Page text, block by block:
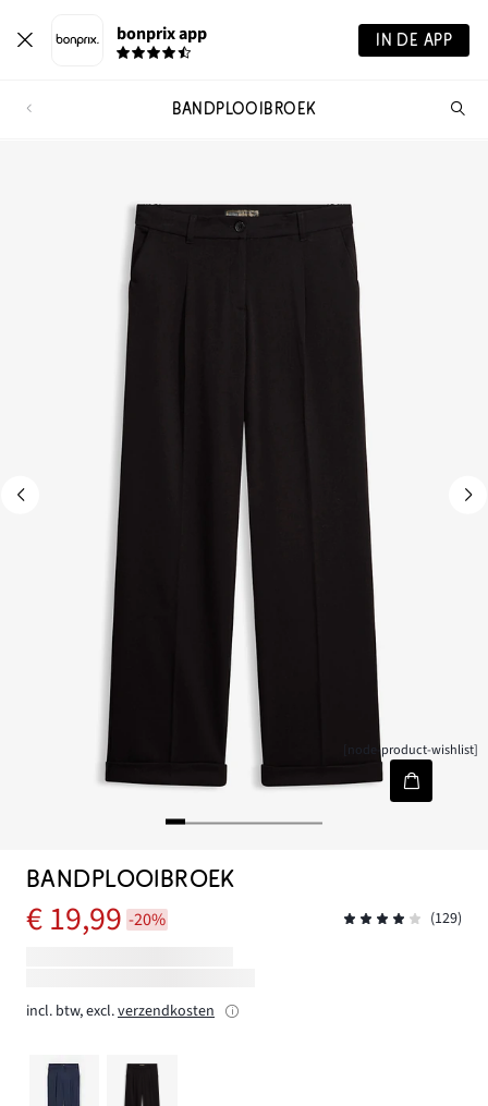
bonprix app IN DE APP
BANDPLOOIBROEK
[node-product-wishlist]
BANDPLOOIBROEK
€ 19,99 -20% (129)
incl. btw, excl.verzendkosten